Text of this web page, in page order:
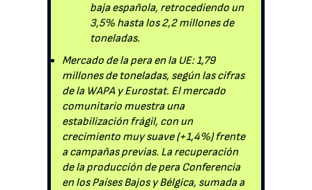
baja española, retrocediendo un
3,5% hasta los 2,2 millones de
toneladas.
Mercado de la pera en la UE: 1,79
millones de toneladas, según las cifras
de la WAPA y Eurostat. El mercado
comunitario muestra una
estabilización frágil, con un
crecimiento muy suave (+1,4%) frente
a campañas previas. La recuperación
de la producción de pera Conferencia
en los Países Bajos y Bélgica, sumada a